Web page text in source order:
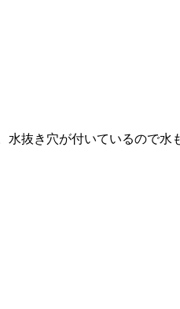
抜き穴が付いているので水